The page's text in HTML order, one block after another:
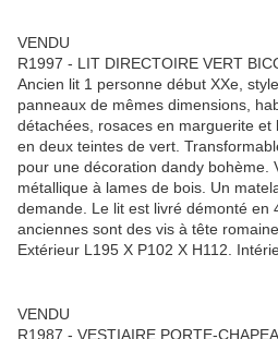
VENDU
R1997 - LIT DIRECTOIRE VERT
Ancien lit 1 personne début XXe,
panneaux de mêmes dimensions,
détachées, rosaces en marguerite
en deux teintes de vert.
pour une décoration dandy bohème.
métallique à lames de bois. Un
demande. Le lit est livré démonté en
anciennes sont des vis à tête
Extérieur L195 X P102 X H112.
VENDU
R1987 - VESTIAIRE PORTE-